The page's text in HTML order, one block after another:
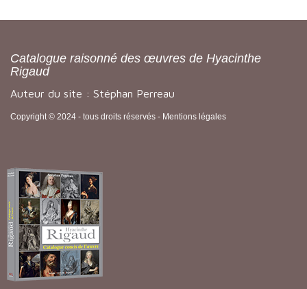
Catalogue raisonné des œuvres de Hyacinthe
Rigaud
Auteur du site : Stéphan Perreau
Copyright © 2024 - tous droits réservés - Mentions légales